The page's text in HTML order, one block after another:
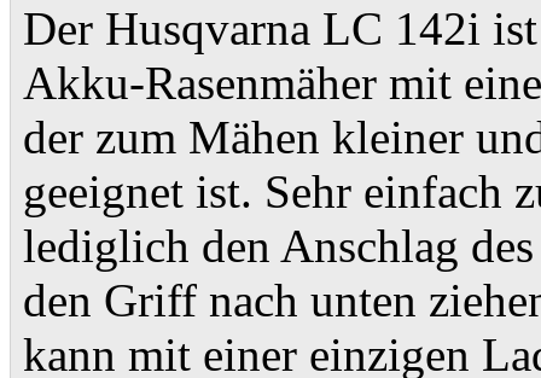
Der Husqvarna LC 142i
Akku-Rasenmäher mit
der zum Mähen kleiner
geeignet ist. Sehr einfach
lediglich den Anschlag
den Griff nach unten
kann mit einer einzigen